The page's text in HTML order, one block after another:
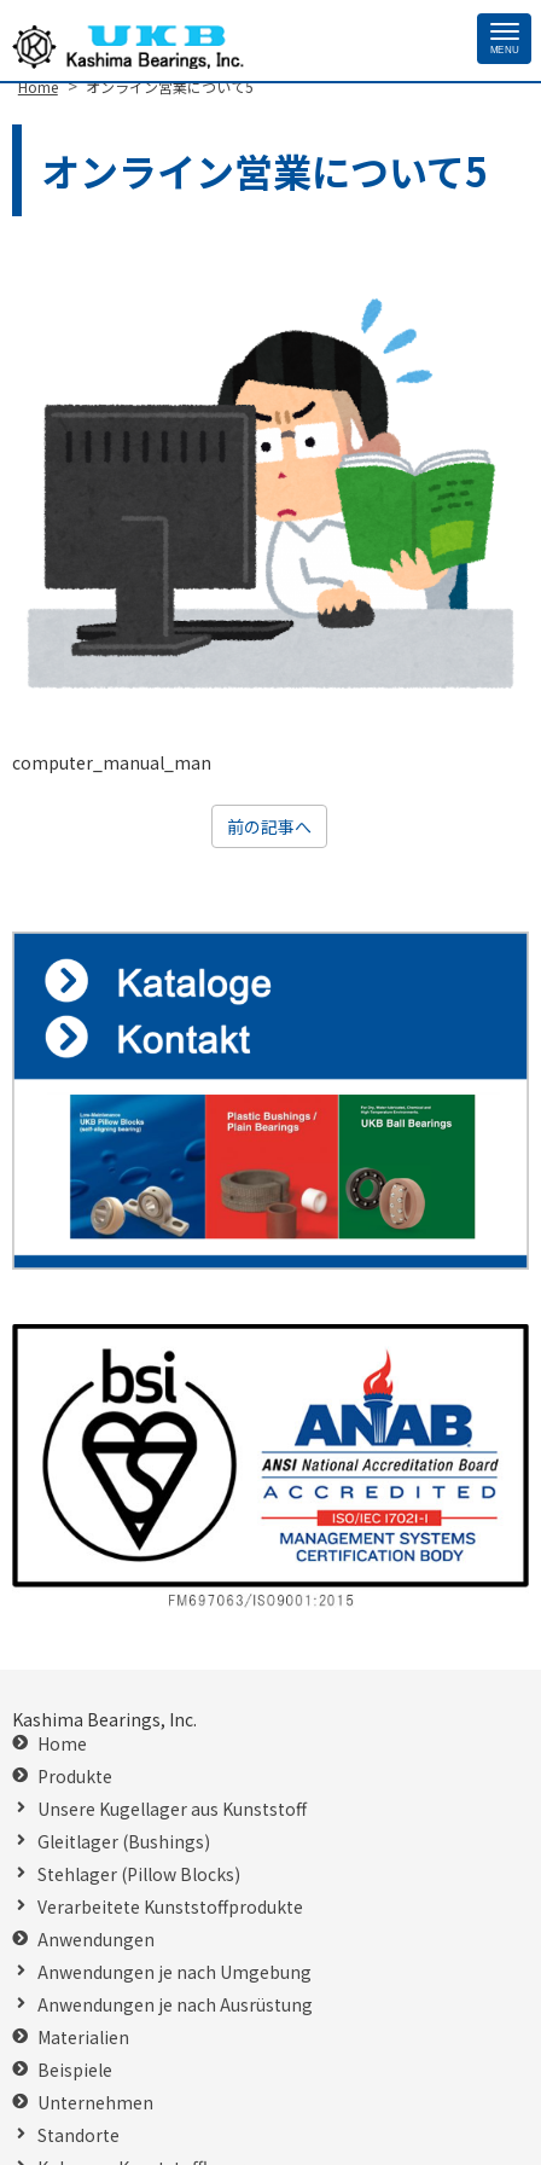
MENU
Home > オンライン営業について5
オンライン営業について5
computer_manual_man
前の記事へ
Site
Footer
Kashima Bearings, Inc.
Home
Produkte
Unsere Kugellager aus Kunststoff
Gleitlager (Bushings)
Stehlager (Pillow Blocks)
Verarbeitete Kunststoffprodukte
Anwendungen
Anwendungen je nach Umgebung
Anwendungen je nach Ausrüstung
Materialien
Beispiele
Unternehmen
Standorte